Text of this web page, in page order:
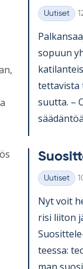
Kategoriat
Uutiset
so­puun
tet­ta­vista
suutta. –
Kategoriat
Uutiset
Nyt voit
risi lii­ton
teessa: